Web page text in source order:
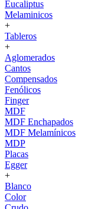
Eucaliptus
Melaminicos
+
Tableros
+
Aglomerados
Cantos
Compensados
Fenólicos
Finger
MDF
MDF Enchapados
MDF Melamínicos
MDP
Placas
Egger
+
Blanco
Color